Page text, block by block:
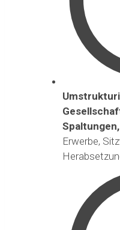
Spaltungen,
Erwerbe,